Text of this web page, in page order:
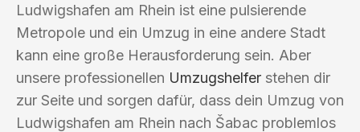
Ludwigshafen am Rhein ist eine pulsierende
Metropole und ein Umzug in eine andere Stadt
kann eine große Herausforderung sein. Aber
unsere professionellen Umzugshelfer stehen dir
zur Seite und sorgen dafür, dass dein Umzug von
Ludwigshafen am Rhein nach Šabac problemlos